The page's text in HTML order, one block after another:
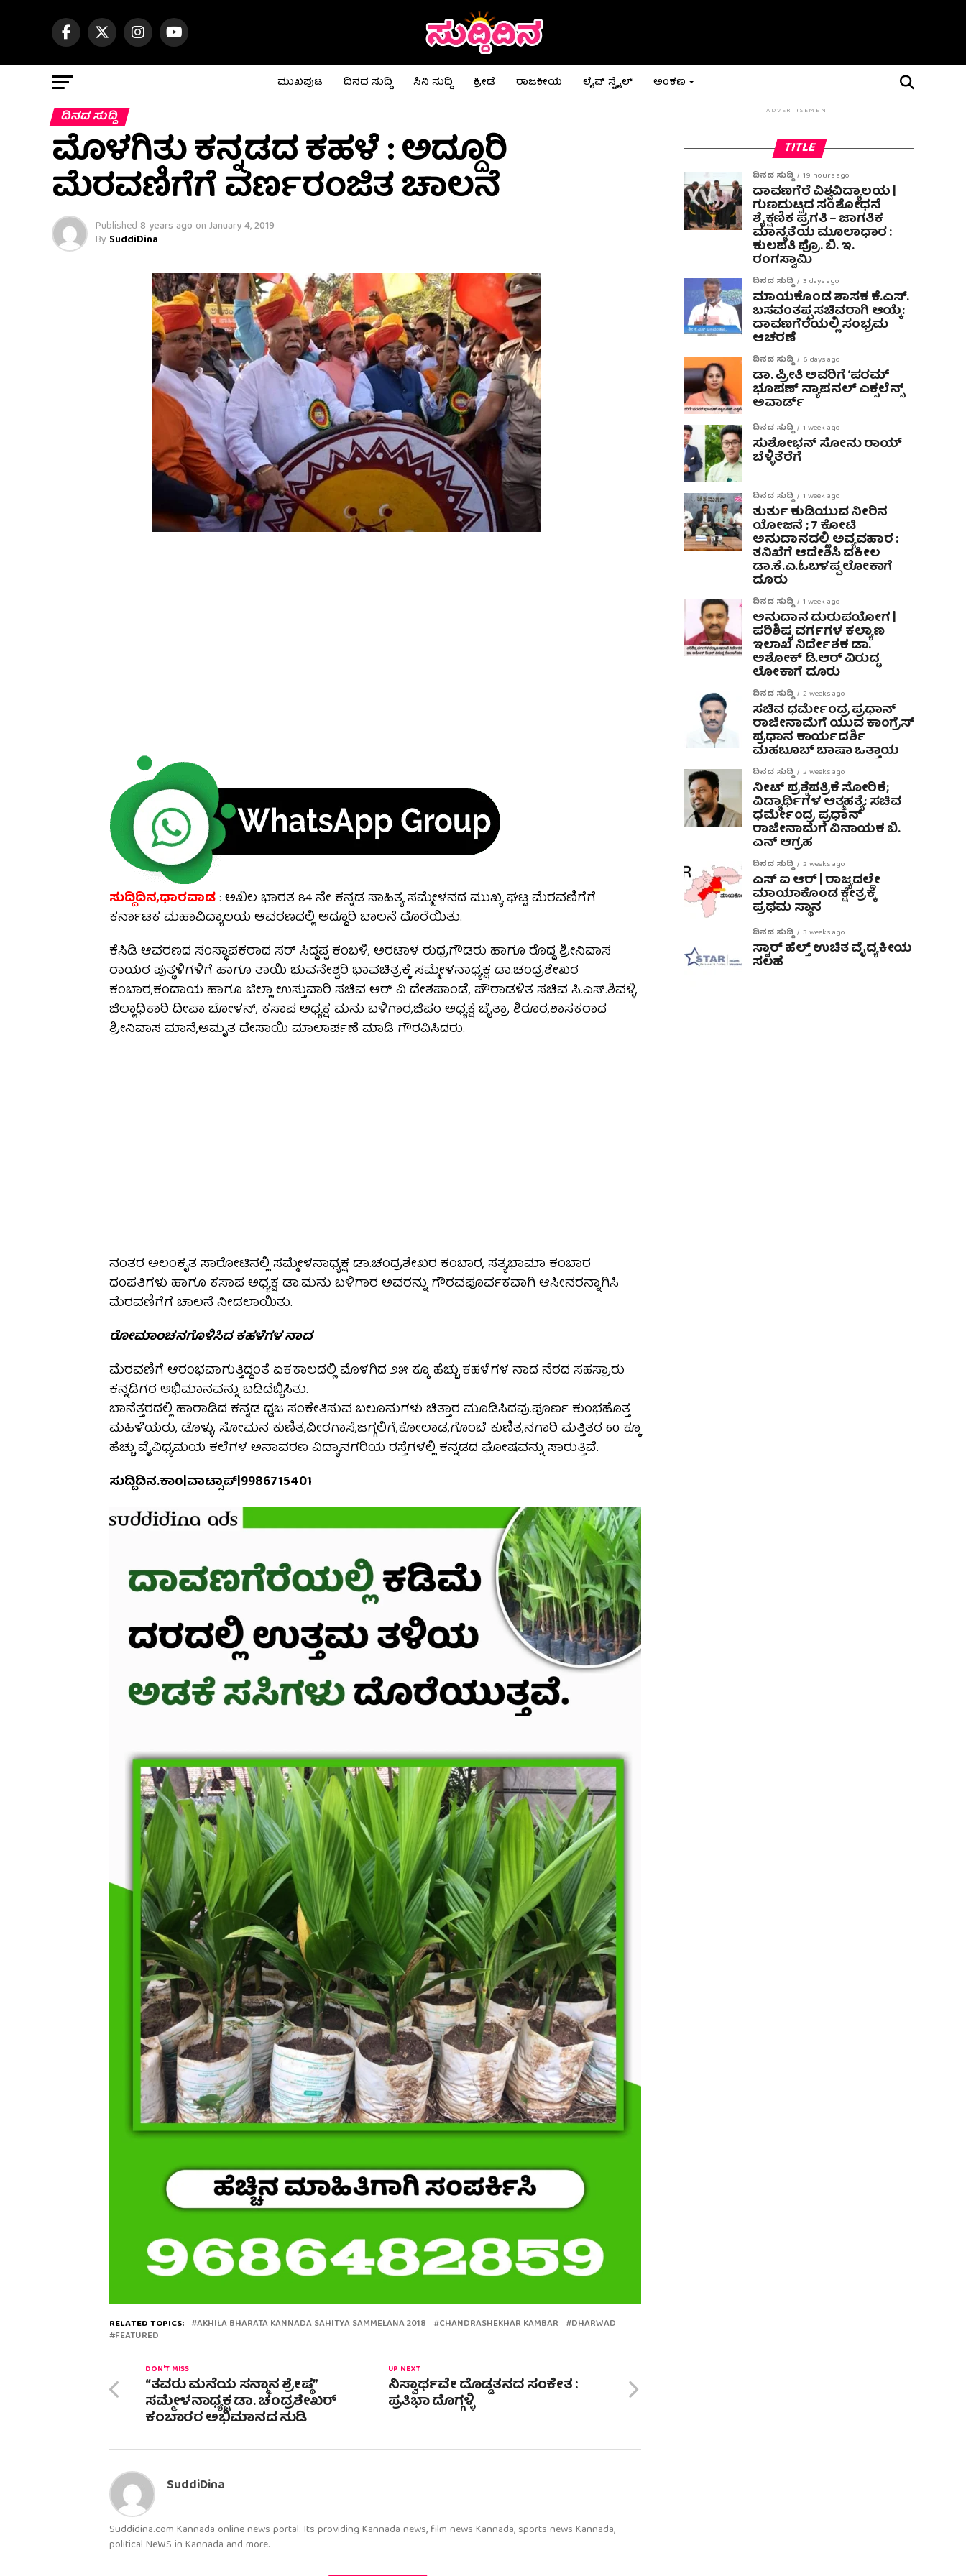
ಮುಖಪುಟ ದಿನದ ಸುದ್ದಿ ಸಿನಿ ಸುದ್ದಿ ಕ್ರೀಡೆ ರಾಜಕೀಯ ಲೈಫ್ ಸ್ಟೈಲ್ ಅಂಕಣ
ದಿನದ ಸುದ್ದಿ
ಮೊಳಗಿತು ಕನ್ನಡದ ಕಹಳೆ : ಅದ್ದೂರಿ
ಮೆರವಣಿಗೆಗೆ ವರ್ಣರಂಜಿತ ಚಾಲನೆ
Published 8 years ago on January 4, 2019
By SuddiDina
ಸುದ್ದಿದಿನ,ಧಾರವಾಡ: ಅಖಿಲ ಭಾರತ 84 ನೇ ಕನ್ನಡ ಸಾಹಿತ್ಯ ಸಮ್ಮೇಳನದ ಮುಖ್ಯ ಘಟ್ಟ ಮೆರವಣಿಗೆಗೆ
ಕರ್ನಾಟಕ ಮಹಾವಿದ್ಯಾಲಯ ಆವರಣದಲ್ಲಿ ಅದ್ದೂರಿ ಚಾಲನೆ ದೊರೆಯಿತು.
ಕೆಸಿಡಿ ಆವರಣದ ಸಂಸ್ಥಾಪಕರಾದ ಸರ್ ಸಿದ್ದಪ್ಪ ಕಂಬಳಿ, ಅರಟಾಳ ರುದ್ರಗೌಡರು ಹಾಗೂ ರೊದ್ದ ಶ್ರೀನಿವಾಸ
ರಾಯರ ಪುತ್ಥಳಿಗಳಿಗೆ ಹಾಗೂ ತಾಯಿ ಭುವನೇಶ್ವರಿ ಭಾವಚಿತ್ರಕ್ಕೆ ಸಮ್ಮೇಳನಾಧ್ಯಕ್ಷ ಡಾ.ಚಂದ್ರಶೇಖರ
ಕಂಬಾರ,ಕಂದಾಯ ಹಾಗೂ ಜಿಲ್ಲಾ ಉಸ್ತುವಾರಿ ಸಚಿವ ಆರ್ ವಿ ದೇಶಪಾಂಡೆ, ಪೌರಾಡಳಿತ ಸಚಿವ ಸಿ.ಎಸ್.ಶಿವಳ್ಳಿ,
ಜಿಲ್ಲಾಧಿಕಾರಿ ದೀಪಾ ಚೋಳನ್, ಕಸಾಪ ಅಧ್ಯಕ್ಷ ಮನು ಬಳಿಗಾರ,ಜಿಪಂ ಅಧ್ಯಕ್ಷೆ ಚೈತ್ರಾ ಶಿರೂರ,ಶಾಸಕರಾದ
ಶ್ರೀನಿವಾಸ ಮಾನೆ,ಅಮೃತ ದೇಸಾಯಿ ಮಾಲಾರ್ಪಣೆ ಮಾಡಿ ಗೌರವಿಸಿದರು.
ನಂತರ ಅಲಂಕೃತ ಸಾರೋಟಿನಲ್ಲಿ ಸಮ್ಮೇಳನಾಧ್ಯಕ್ಷ ಡಾ.ಚಂದ್ರಶೇಖರ ಕಂಬಾರ, ಸತ್ಯಭಾಮಾ ಕಂಬಾರ
ದಂಪತಿಗಳು ಹಾಗೂ ಕಸಾಪ ಅಧ್ಯಕ್ಷ ಡಾ.ಮನು ಬಳಿಗಾರ ಅವರನ್ನು ಗೌರವಪೂರ್ವಕವಾಗಿ ಆಸೀನರನ್ನಾಗಿಸಿ
ಮೆರವಣಿಗೆಗೆ ಚಾಲನೆ ನೀಡಲಾಯಿತು.
ರೋಮಾಂಚನಗೊಳಿಸಿದ ಕಹಳೆಗಳ ನಾದ
ಮೆರವಣಿಗೆ ಆರಂಭವಾಗುತ್ತಿದ್ದಂತೆ ಏಕಕಾಲದಲ್ಲಿ ಮೊಳಗಿದ ೨೫ ಕ್ಕೂ ಹೆಚ್ಚು ಕಹಳೆಗಳ ನಾದ ನೆರದ ಸಹಸ್ರಾರು
ಕನ್ನಡಿಗರ ಅಭಿಮಾನವನ್ನು ಬಡಿದೆಬ್ಬಿಸಿತು.
ಬಾನೆತ್ತರದಲ್ಲಿ ಹಾರಾಡಿದ ಕನ್ನಡ ಧ್ವಜ ಸಂಕೇತಿಸುವ ಬಲೂನುಗಳು ಚಿತ್ತಾರ ಮೂಡಿಸಿದವು.ಪೂರ್ಣ ಕುಂಭಹೊತ್ತ
ಮಹಿಳೆಯರು, ಡೊಳ್ಳು, ಸೋಮನ ಕುಣಿತ,ವೀರಗಾಸೆ,ಜಗ್ಗಲಿಗೆ,ಕೋಲಾಡ,ಗೊಂಬೆ ಕುಣಿತ,ನಗಾರಿ ಮತ್ತಿತರ 60 ಕ್ಕೂ
ಹೆಚ್ಚು ವೈವಿಧ್ಯಮಯ ಕಲೆಗಳ ಅನಾವರಣ ವಿದ್ಯಾನಗರಿಯ ರಸ್ತೆಗಳಲ್ಲಿ ಕನ್ನಡದ ಘೋಷವನ್ನು ಸಾರುತ್ತಿವೆ.
ಸುದ್ದಿದಿನ.ಕಾಂ|ವಾಟ್ಸಾಪ್|9986715401
RELATED TOPICS: AKHILA BHARATA KANNADA SAHITYA SAMMELANA 2018 CHANDRASHEKHAR KAMBAR DHARWAD
FEATURED
UP NEXT
ನಿಸ್ವಾರ್ಥವೇ ದೊಡ್ಡತನದ ಸಂಕೇತ :
ಪ್ರತಿಭಾ ದೊಗ್ಗಳ್ಳಿ
DON'T MISS
“ತವರು ಮನೆಯ ಸನ್ಮಾನ ಶ್ರೇಷ್ಠ”
ಸಮ್ಮೇಳನಾಧ್ಯಕ್ಷ ಡಾ. ಚಂದ್ರಶೇಖರ್
ಕಂಬಾರರ ಅಭಿಮಾನದ ನುಡಿ
SuddiDina
Suddidina.com Kannada online news portal. Its providing Kannada news, film news Kannada, sports news Kannada,
political NeWS in Kannada and more.
ADVERTISEMENT
TITLE
ದಿನದ ಸುದ್ದಿ 19 hours ago
ದಾವಣಗೆರೆ ವಿಶ್ವವಿದ್ಯಾಲಯ |
ಗುಣಮಟ್ಟದ ಸಂಶೋಧನೆ
ಶೈಕ್ಷಣಿಕ ಪ್ರಗತಿ – ಜಾಗತಿಕ
ಮಾನ್ಯತೆಯ ಮೂಲಾಧಾರ :
ಕುಲಪತಿ ಪ್ರೊ. ಬಿ. ಇ.
ರಂಗಸ್ವಾಮಿ
ದಿನದ ಸುದ್ದಿ 3 days ago
ಮಾಯಕೊಂಡ ಶಾಸಕ ಕೆ.ಎಸ್.
ಬಸವಂತಪ್ಪ ಸಚಿವರಾಗಿ ಆಯ್ಕೆ:
ದಾವಣಗೆರೆಯಲ್ಲಿ ಸಂಭ್ರಮ
ಆಚರಣೆ
ದಿನದ ಸುದ್ದಿ 6 days ago
ಡಾ. ಪ್ರೀತಿ ಅವರಿಗೆ ‘ಪರಮ್
ಭೂಷಣ್ ನ್ಯಾಷನಲ್ ಎಕ್ಸಲೆನ್ಸ್
ಅವಾರ್ಡ್
ದಿನದ ಸುದ್ದಿ 1 week ago
ಸುಶೋಭನ್ ಸೋನು ರಾಯ್
ಬೆಳ್ಳಿತೆರೆಗೆ
ದಿನದ ಸುದ್ದಿ 1 week ago
ತುರ್ತು ಕುಡಿಯುವ ನೀರಿನ
ಯೋಜನೆ ; 7 ಕೋಟಿ
ಅನುದಾನದಲ್ಲಿ ಅವ್ಯವಹಾರ :
ತನಿಖೆಗೆ ಆದೇಶಿಸಿ ವಕೀಲ
ಡಾ‌.ಕೆ.ಎ.ಓಬಳಪ್ಪ ಲೋಕಾಗೆ
ದೂರು
ದಿನದ ಸುದ್ದಿ 1 week ago
ಅನುದಾನ ದುರುಪಯೋಗ |
ಪರಿಶಿಷ್ಟ ವರ್ಗಗಳ ಕಲ್ಯಾಣ
ಇಲಾಖೆ ನಿರ್ದೇಶಕ ಡಾ.
ಅಶೋಕ್ ಡಿ.ಆರ್ ವಿರುದ್ಧ
ಲೋಕಾಗೆ ದೂರು
ದಿನದ ಸುದ್ದಿ 2 weeks ago
ಸಚಿವ ಧರ್ಮೇಂದ್ರ ಪ್ರಧಾನ್
ರಾಜೀನಾಮೆಗೆ ಯುವ ಕಾಂಗ್ರೆಸ್
ಪ್ರಧಾನ ಕಾರ್ಯದರ್ಶಿ
ಮಹಬೂಬ್ ಬಾಷಾ ಒತ್ತಾಯ
ದಿನದ ಸುದ್ದಿ 2 weeks ago
ನೀಟ್ ಪ್ರಶ್ನೆಪತ್ರಿಕೆ ಸೋರಿಕೆ;
ವಿದ್ಯಾರ್ಥಿಗಳ ಆತ್ಮಹತ್ಯೆ: ಸಚಿವ
ಧರ್ಮೇಂದ್ರ ಪ್ರಧಾನ್‌
ರಾಜೀನಾಮೆಗೆ ವಿನಾಯಕ ಬಿ.
ಎನ್ ಆಗ್ರಹ
ದಿನದ ಸುದ್ದಿ 2 weeks ago
ಎಸ್ ಐ ಆರ್ | ರಾಜ್ಯದಲ್ಲೇ
ಮಾಯಾಕೊಂಡ ಕ್ಷೇತ್ರಕ್ಕೆ
ಪ್ರಥಮ ಸ್ಥಾನ
ದಿನದ ಸುದ್ದಿ 3 weeks ago
ಸ್ಟಾರ್ ಹೆಲ್ತ್ ಉಚಿತ ವೈದ್ಯಕೀಯ
ಸಲಹೆ